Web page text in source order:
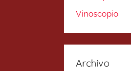
Vinoscopio
Archivo